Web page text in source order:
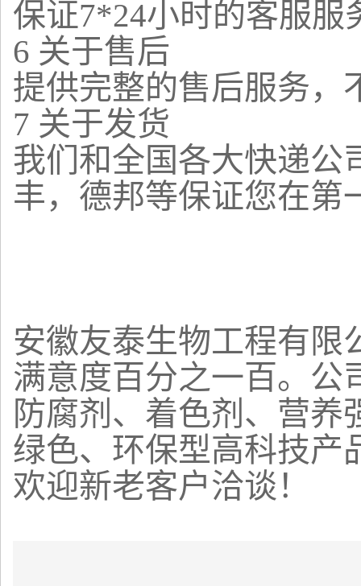
保证7*24小时的客服
6 关于售后
提供完整的售后服务，
7 关于发货
我们和全国各大快递公
丰，德邦等保证您在第
安徽友泰生物工程有限
满意度百分之一百。公
防腐剂、着色剂、营
绿色、环保型高科技产
欢迎新老客户洽谈！